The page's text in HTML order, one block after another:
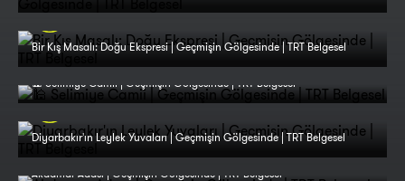
Bir Kış Masalı: Doğu Ekspresi | Geçmişin Gölgesinde | TRT Belgesel
🕌 Selimiye Camii | Geçmişin Gölgesinde | TRT Belgesel
Diyarbakır'ın Leylek Yuvaları | Geçmişin Gölgesinde | TRT Belgesel
Akdamar Adası | Geçmişin Gölgesinde | TRT Belgesel